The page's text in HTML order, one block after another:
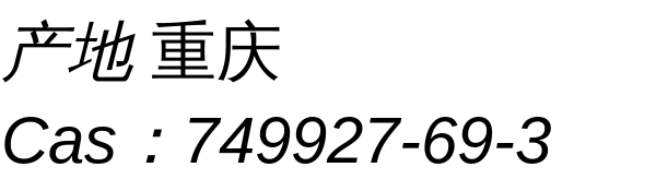
产地 重庆
Cas： 749927-69-3